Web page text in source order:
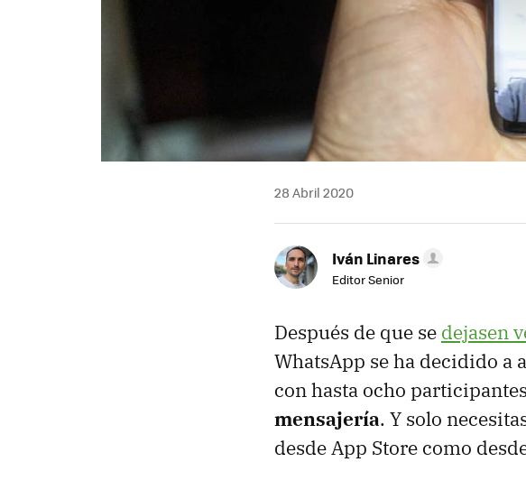
28 Abril 2020
Iván Linares
Editor Senior
Después de que se dejasen
WhatsApp se ha decidido a
con hasta ocho participantes
mensajería. Y solo
desde App Store como